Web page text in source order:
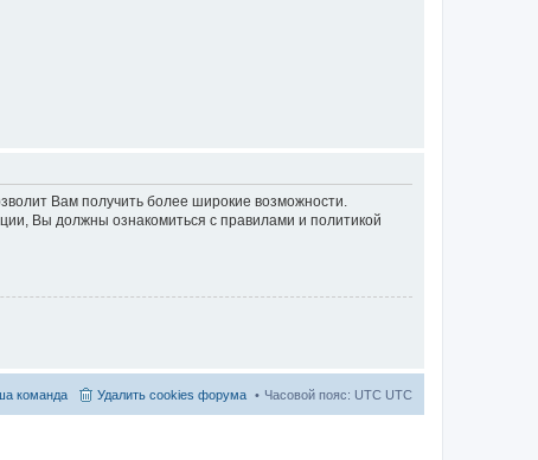
Вам получить более широкие возможности.
Вы должны ознакомиться с правилами и политикой
Часовой пояс: UTC UTC
Удалить cookies форума
команда